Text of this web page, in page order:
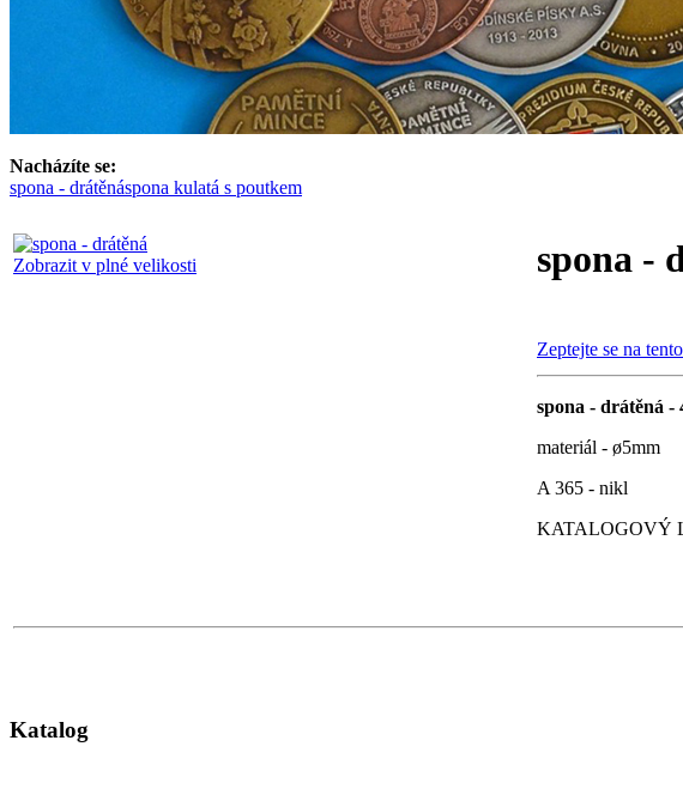
Nacházíte se:
spona - drátěnáspona kulatá s poutkem
Zobrazit v plné velikosti spona -
Zeptejte se na
spona - drátěná -
materiál - ø5mm
A 365 - nikl
KATALOGOVÝ
Katalog